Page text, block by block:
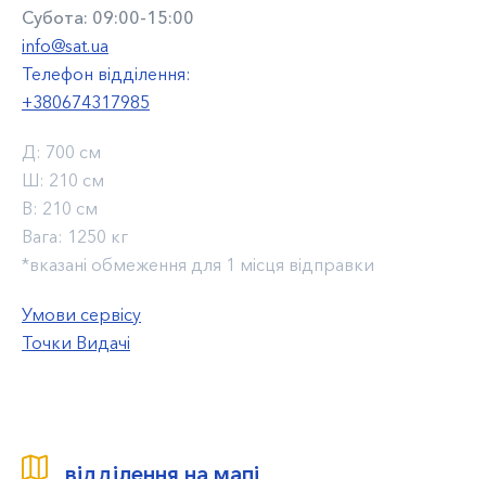
Субота: 09:00-15:00
info@sat.ua
Телефон відділення:
+380674317985
Д: 700 см
Ш: 210 см
В: 210 см
Вага: 1250 кг
*вказані обмеження для 1 місця відправки
Умови сервісу
Точки Видачі
відділення на мапі